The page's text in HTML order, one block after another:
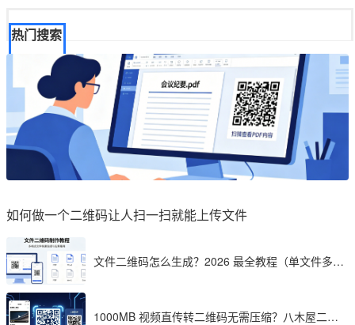
热门搜索
如何做一个二维码让人扫一扫就能上传文件
文件二维码怎么生成？2026 最全教程（单文件多文
1000MB 视频直传转二维码无需压缩？八木屋二维